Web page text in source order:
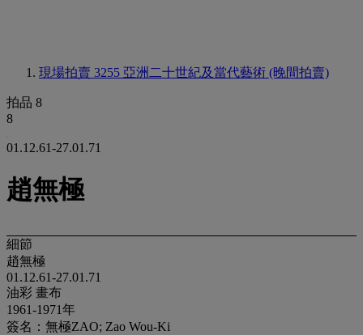
現場拍賣 3255 亞洲二十世紀及當代藝術 (晚間拍賣)
拍品 8
8
01.12.61-27.01.71
趙無極
細節
趙無極
01.12.61-27.01.71
油彩 畫布
1961-1971年
簽名：無極ZAO; Zao Wou-Ki